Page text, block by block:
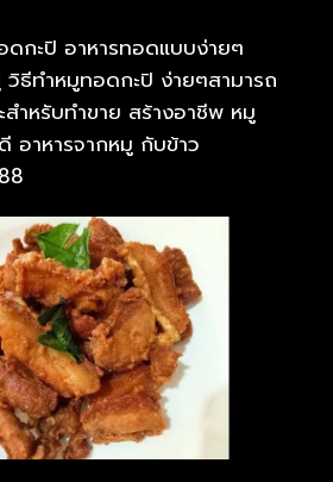
กะปิ อาหารทอดแบบง่ายๆ
ธีทำหมูทอดกะปิ ง่ายๆสามารถ
สำหรับทำขาย สร้างอาชีพ หมู
อาหารจากหมู กับข้าว